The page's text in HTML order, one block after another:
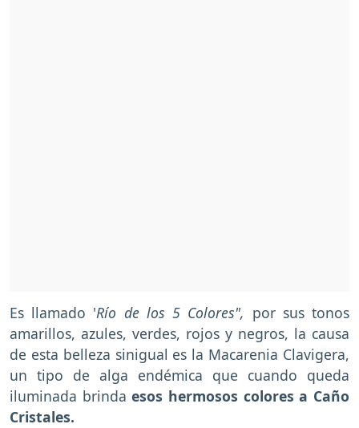
Es llamado 'Río de los 5 Colores", por sus tonos
amarillos, azules, verdes, rojos y negros, la causa
de esta belleza sinigual es la Macarenia Clavigera,
un tipo de alga endémica que cuando queda
iluminada brindaesos hermosos colores a Caño
Cristales.